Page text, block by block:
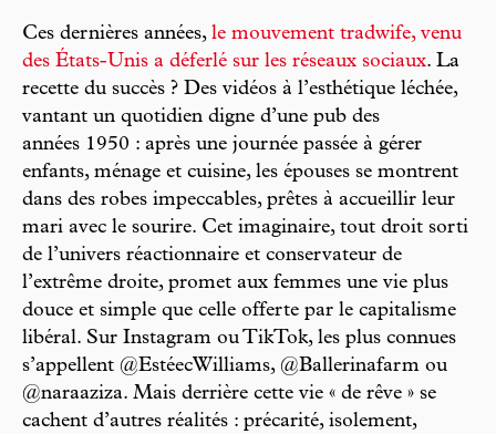
Ces dernières années, le mouvement tradwife, venu
des États-Unis a déferlé sur les réseaux sociaux. La
recette du succès ? Des vidéos à l’esthétique léchée,
vantant un quotidien digne d’une pub des
années 1950 : après une journée passée à gérer
enfants, ménage et cuisine, les épouses se montrent
dans des robes impeccables, prêtes à accueillir leur
mari avec le sourire. Cet imaginaire, tout droit sorti
de l’univers réactionnaire et conservateur de
l’extrême droite, promet aux femmes une vie plus
douce et simple que celle offerte par le capitalisme
libéral. Sur Instagram ou TikTok, les plus connues
s’appellent @EstéecWilliams, @Ballerinafarm ou
@naraaziza. Mais derrière cette vie « de rêve » se
cachent d’autres réalités : précarité, isolement,